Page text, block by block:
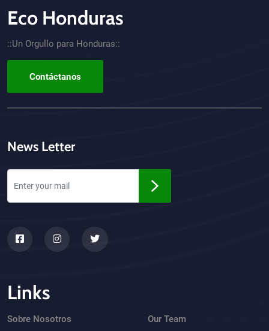
CTA - Footer
Eco Honduras
::Un Orgullo para Honduras::
Contáctanos
News Letter
Links
Sobre Nosotros
Our Team